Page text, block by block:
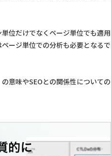
位だけでなくページ単位でも適用
ージ単位での分析も必要となるで
意味やSEOとの関係性についての